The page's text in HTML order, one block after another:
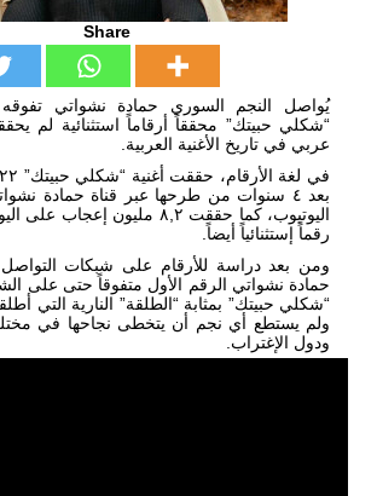
Share
يُواصل النجم السوري حمادة نشواتي تفوقه
“شكلي حبيتك” محققاً أرقاماً استثنائية لم
عربي في تاريخ الأغنية العربية.
بعد ٤ سنوات من طرحها عبر قناة حمادة
اليوتيوب، كما حققت ٨,٢ مليون
رقماً إستثنائياً أيضاً.
ومن بعد دراسة للأرقام على شبكات التواصل
حمادة نشواتي الرقم الأول متفوقاً حتى على
“شكلي حبيتك” بمثابة “الطلقة” النارية التي
ولم يستطع أي نجم أن يتخطى نجاحها في
ودول الإغتراب.